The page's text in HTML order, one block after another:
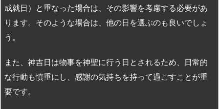
成就日）と重なった場合は、その影響を考慮する必要があ
ります。そのような場合は、他の日を選ぶのも良いでしょ
う。
また、神吉日は物事を神聖に行う日とされるため、日常的
な行動も慎重にし、感謝の気持ちを持って過ごすことが重
要です。